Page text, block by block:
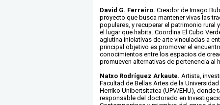
David G. Ferreiro. Creador de Imago
proyecto que busca mantener vivas las
populares, y recuperar el patrimonio rural
el lugar que habita. Coordina El Cubo
aglutina iniciativas de arte vinculadas a
principal objetivo es promover el
conocimientos entre los espacios de
promueven alternativas de pertenencia al
Natxo Rodríguez Arkaute. Artista,
Facultad de Bellas Artes de la
Herriko Unibertsitatea (UPV/EHU), donde
responsable del doctorado en